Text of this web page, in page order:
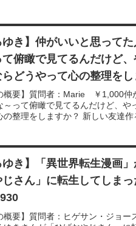
ゆき】仲がいいと思って
俯瞰で見てるんだけど
らどうやって心の整理を
概要】質問者：Marie ￥1,000仲
～って俯瞰で見てるんだけど、や
の整理をしますか？ 新しい友達作
ゆき】「異世界転生漫画
じさん」に転生してしま
概要】質問者：ヒゲサン・ジョ